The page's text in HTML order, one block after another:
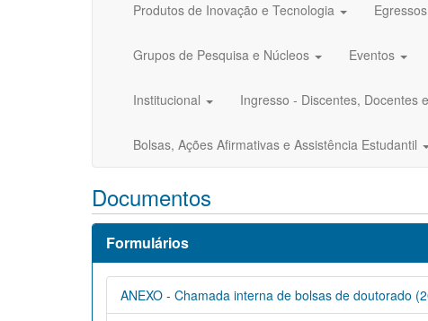
Produtos de Inovação e Tecnologia Egressos
Grupos de Pesquisa e Núcleos Eventos
Institucional Ingresso - Discentes, Docentes
Bolsas, Ações Afirmativas e Assistência Estudantil
Documentos
Formulários
ANEXO - Chamada interna de bolsas de doutorado